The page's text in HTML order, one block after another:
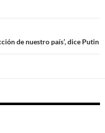
de nuestro país’, dice Putin